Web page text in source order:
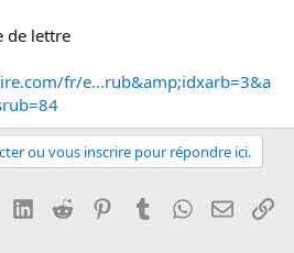
de lettre
fr/e...rub&amp;idxarb=3&a
ou vous inscrire pour répondre ici.
LinkedInReddit PinterestTumblrWhatsApp
Email